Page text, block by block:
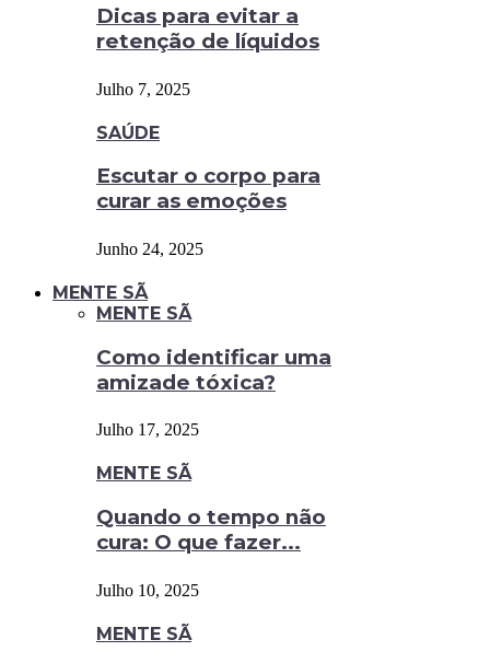
Dicas para evitar a
retenção de líquidos
Julho 7, 2025
SAÚDE
Escutar o corpo para
curar as emoções
Junho 24, 2025
MENTE SÃ
MENTE SÃ
Como identificar uma
amizade tóxica?
Julho 17, 2025
MENTE SÃ
Quando o tempo não
cura: O que fazer...
Julho 10, 2025
MENTE SÃ